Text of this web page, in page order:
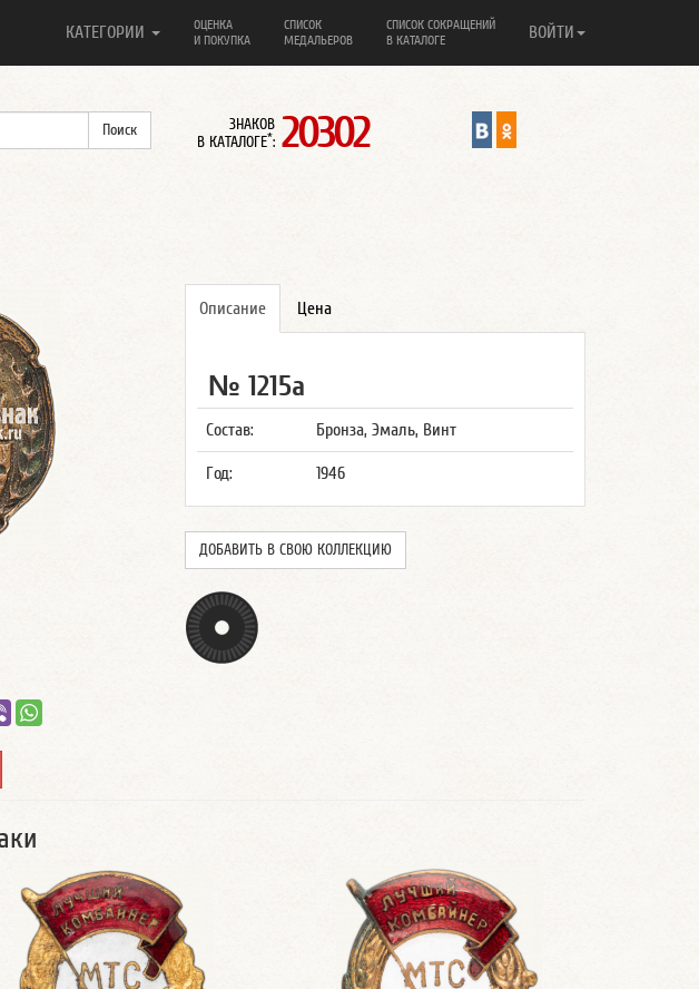
КАТЕГОРИИ
ОЦЕНКА
И ПОКУПКА
СПИСОК
МЕДАЛЬЕРОВ
СПИСОК СОКРАЩЕНИЙ
В КАТАЛОГЕ
ВОЙТИ
ЗНАКОВ
В КАТАЛОГЕ*: 20302
Описание Цена
№ 1215а
Состав: Бронза, Эмаль, Винт
Год: 1946
ДОБАВИТЬ В СВОЮ КОЛЛЕКЦИЮ